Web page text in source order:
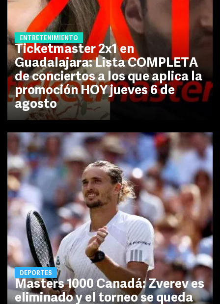
ENTRETENIMIENTO
Ticketmaster 2x1 en
Guadalajara: Lista COMPLETA
de conciertos a los que aplica la
promoción HOY jueves 6 de
agosto
DEPORTES
Masters 1000 Canadá: Zverev es
eliminado y el torneo se queda